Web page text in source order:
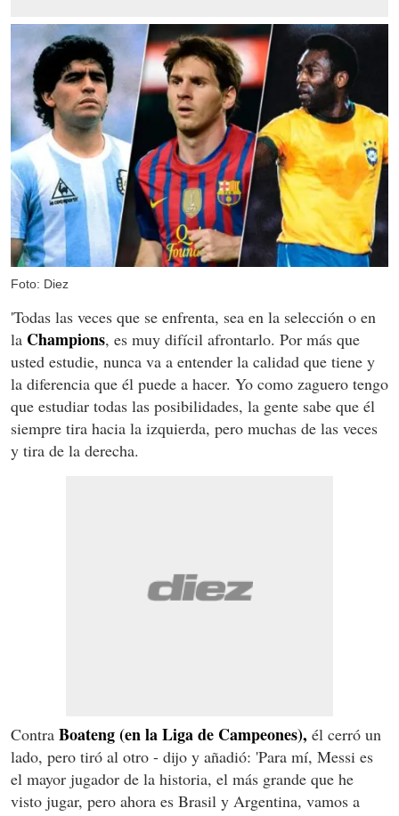
Foto: Diez
'Todas las veces que se enfrenta, sea en la selección o en
la Champions, es muy difícil afrontarlo. Por más que
usted estudie, nunca va a entender la calidad que tiene y
la diferencia que él puede a hacer. Yo como zaguero tengo
que estudiar todas las posibilidades, la gente sabe que él
siempre tira hacia la izquierda, pero muchas de las veces
y tira de la derecha.
Contra Boateng (en la Liga de Campeones), él cerró un
lado, pero tiró al otro - dijo y añadió: 'Para mí, Messi es
el mayor jugador de la historia, el más grande que he
visto jugar, pero ahora es Brasil y Argentina, vamos a